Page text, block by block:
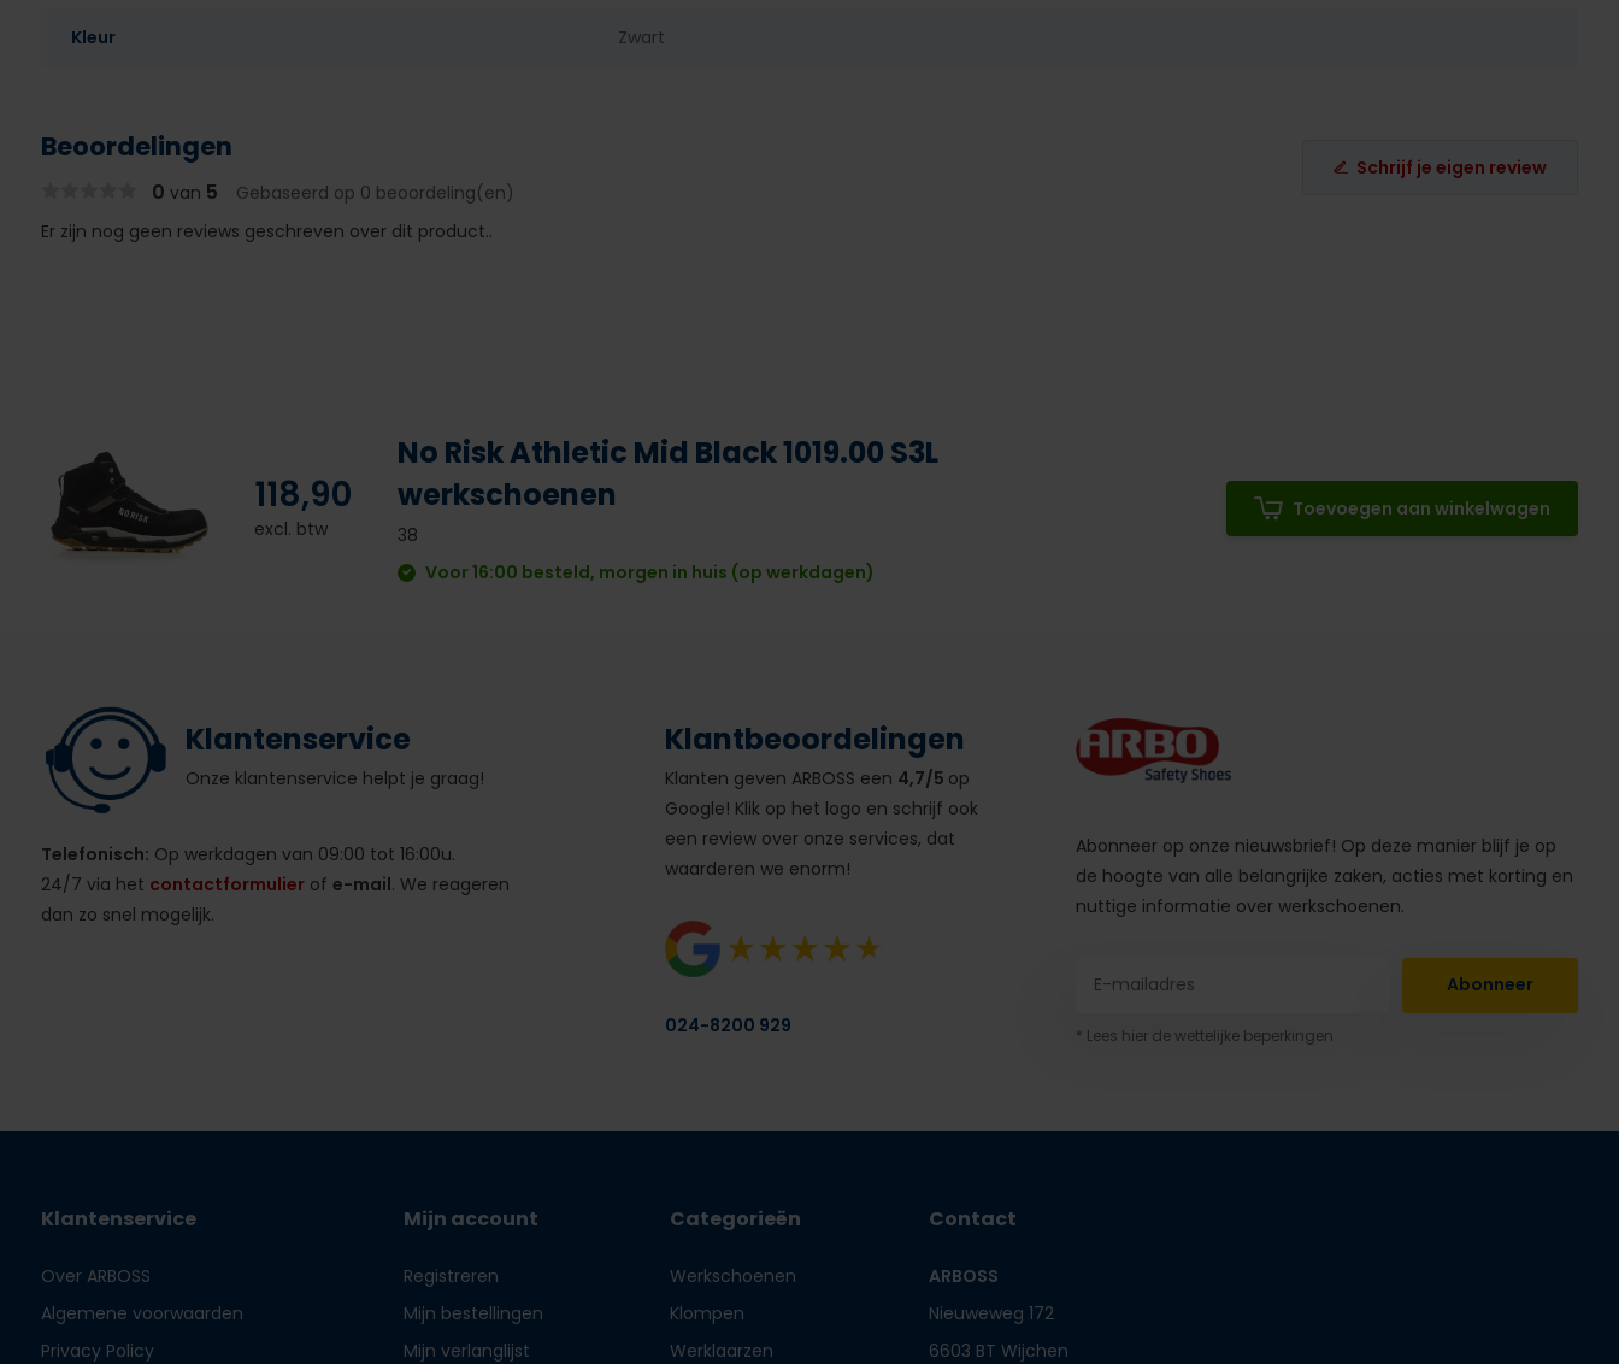
Kleur Zwart
Beoordelingen
0 van 5 Gebaseerd op 0 beoordeling(en)
Schrijf je eigen review
Er zijn nog geen reviews geschreven over dit product..
118,90
excl. btw
No Risk Athletic Mid Black 1019.00 S3L
werkschoenen
38
Voor 16:00 besteld, morgen in huis (op werkdagen)
Toevoegen aan winkelwagen
Klantenservice
Onze klantenservice helpt je graag!
Telefonisch: Op werkdagen van 09:00 tot 16:00u.
24/7 via het contactformulierof e-mail. We reageren
dan zo snel mogelijk.
Klantbeoordelingen
Klanten geven ARBOSS een 4,7/5 op
Google! Klik op het logo en schrijf ook
een review over onze services, dat
waarderen we enorm!
024-8200 929
Abonneer op onze nieuwsbrief! Op deze manier blijf je op
de hoogte van alle belangrijke zaken, acties met korting en
nuttige informatie over werkschoenen.
Abonneer
* Lees hier de wettelijke beperkingen
Klantenservice
Over ARBOSS
Algemene voorwaarden
Privacy Policy
Mijn account
Registreren
Mijn bestellingen
Mijn verlanglijst
Categorieën
Werkschoenen
Klompen
Werklaarzen
Contact
ARBOSS
Nieuweweg 172
6603 BT Wijchen